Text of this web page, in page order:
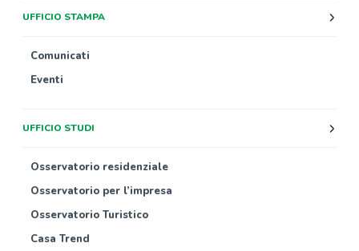
UFFICIO STAMPA
Comunicati
Eventi
UFFICIO STUDI
Osservatorio residenziale
Osservatorio per l’impresa
Osservatorio Turistico
Casa Trend